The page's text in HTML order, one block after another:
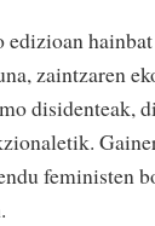
edizioan
zaintzaren
disidenteak,
feministen